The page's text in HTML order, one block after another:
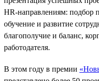
HR-направлениям: подбор
обучение и развитие
благополучие и баланс,
работодателя.
В этом году в премии